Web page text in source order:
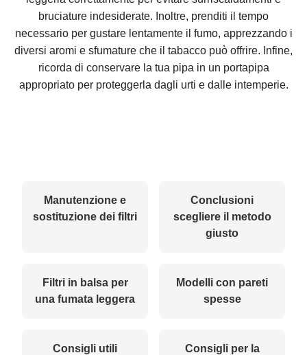
bruciature indesiderate. Inoltre, prenditi il tempo
necessario per gustare lentamente il fumo, apprezzando i
diversi aromi e sfumature che il tabacco può offrire. Infine,
ricorda di conservare la tua pipa in un portapipa
appropriato per proteggerla dagli urti e dalle intemperie.
Manutenzione e
sostituzione dei filtri
Conclusioni
scegliere il metodo
giusto
Filtri in balsa per
una fumata leggera
Modelli con pareti
spesse
Consigli utili
Consigli per la